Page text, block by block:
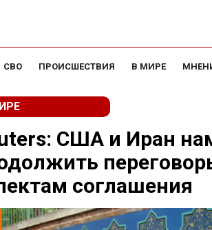
СВО ПРОИСШЕСТВИЯ В МИРЕ
США и Иран
соглашения